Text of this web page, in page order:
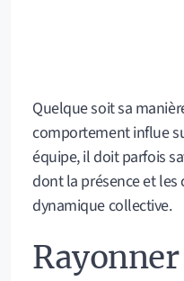
Quelque soit sa
comportement influe
équipe, il doit parfois
dont la présence et
dynamique collective.